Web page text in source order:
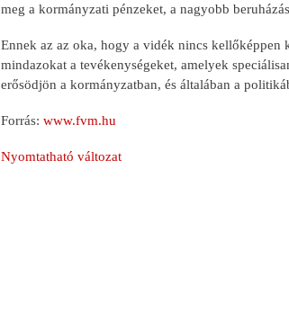
meg a kormányzati pénzeket, a nagyobb
Ennek az az oka, hogy a vidék nincs
mindazokat a tevékenységeket, amelyek
erősödjön a kormányzatban, és általában a
Forrás: www.fvm.hu
Nyomtatható változat